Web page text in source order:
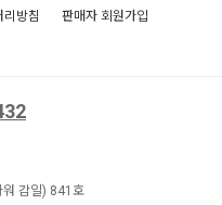
리방침 판매자 회원가입
워 감일) 841호